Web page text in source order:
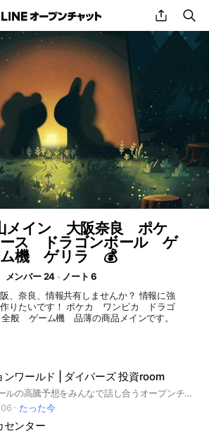
share
メイン 大阪奈良 ポケ
ス ドラゴンボール ゲ
ム機 ゲリラ 💰
メンバー 24
ノート 6
、奈良、情報共有しませんか？ 情報に強
作りたいです！ ポケカ ワンピカ ドラゴ
般 ゲーム機 品薄の商品メインです。
ンワールド | ダイバーズ 投資room
ドラゴンボールの高騰予想をみんなで話し合うオープンチャットです。 ※ルールは簡単。否定しない事。
たった今
センター